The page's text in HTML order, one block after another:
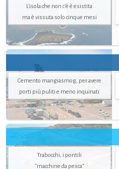
L’isola che non c'è è esistita
ma è vissuta solo cinque mesi
Cemento mangiasmog, per avere
porti più puliti e meno inquinati
Trabocchi, i pontili
"macchine da pesca"